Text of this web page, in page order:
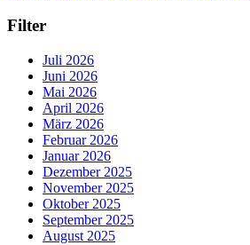
Filter
Juli 2026
Juni 2026
Mai 2026
April 2026
März 2026
Februar 2026
Januar 2026
Dezember 2025
November 2025
Oktober 2025
September 2025
August 2025